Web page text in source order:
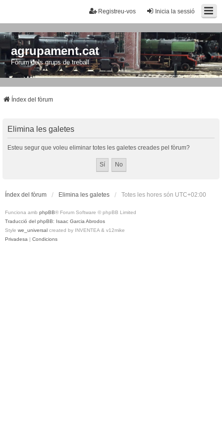
Inicia la sessió
Registreu-vos
agrupament.cat
Fòrum dels grups de treball
Índex del fòrum
Elimina les galetes
Esteu segur que voleu eliminar totes les galetes creades pel fòrum?
Índex del fòrum Elimina les galetes Totes les hores són UTC+02:00
Funciona amb phpBB® Forum Software © phpBB Limited
Traducció del phpBB: Isaac Garcia Abrodos
Style we_universal created by INVENTEA & v12mike
Privadesa | Condicions